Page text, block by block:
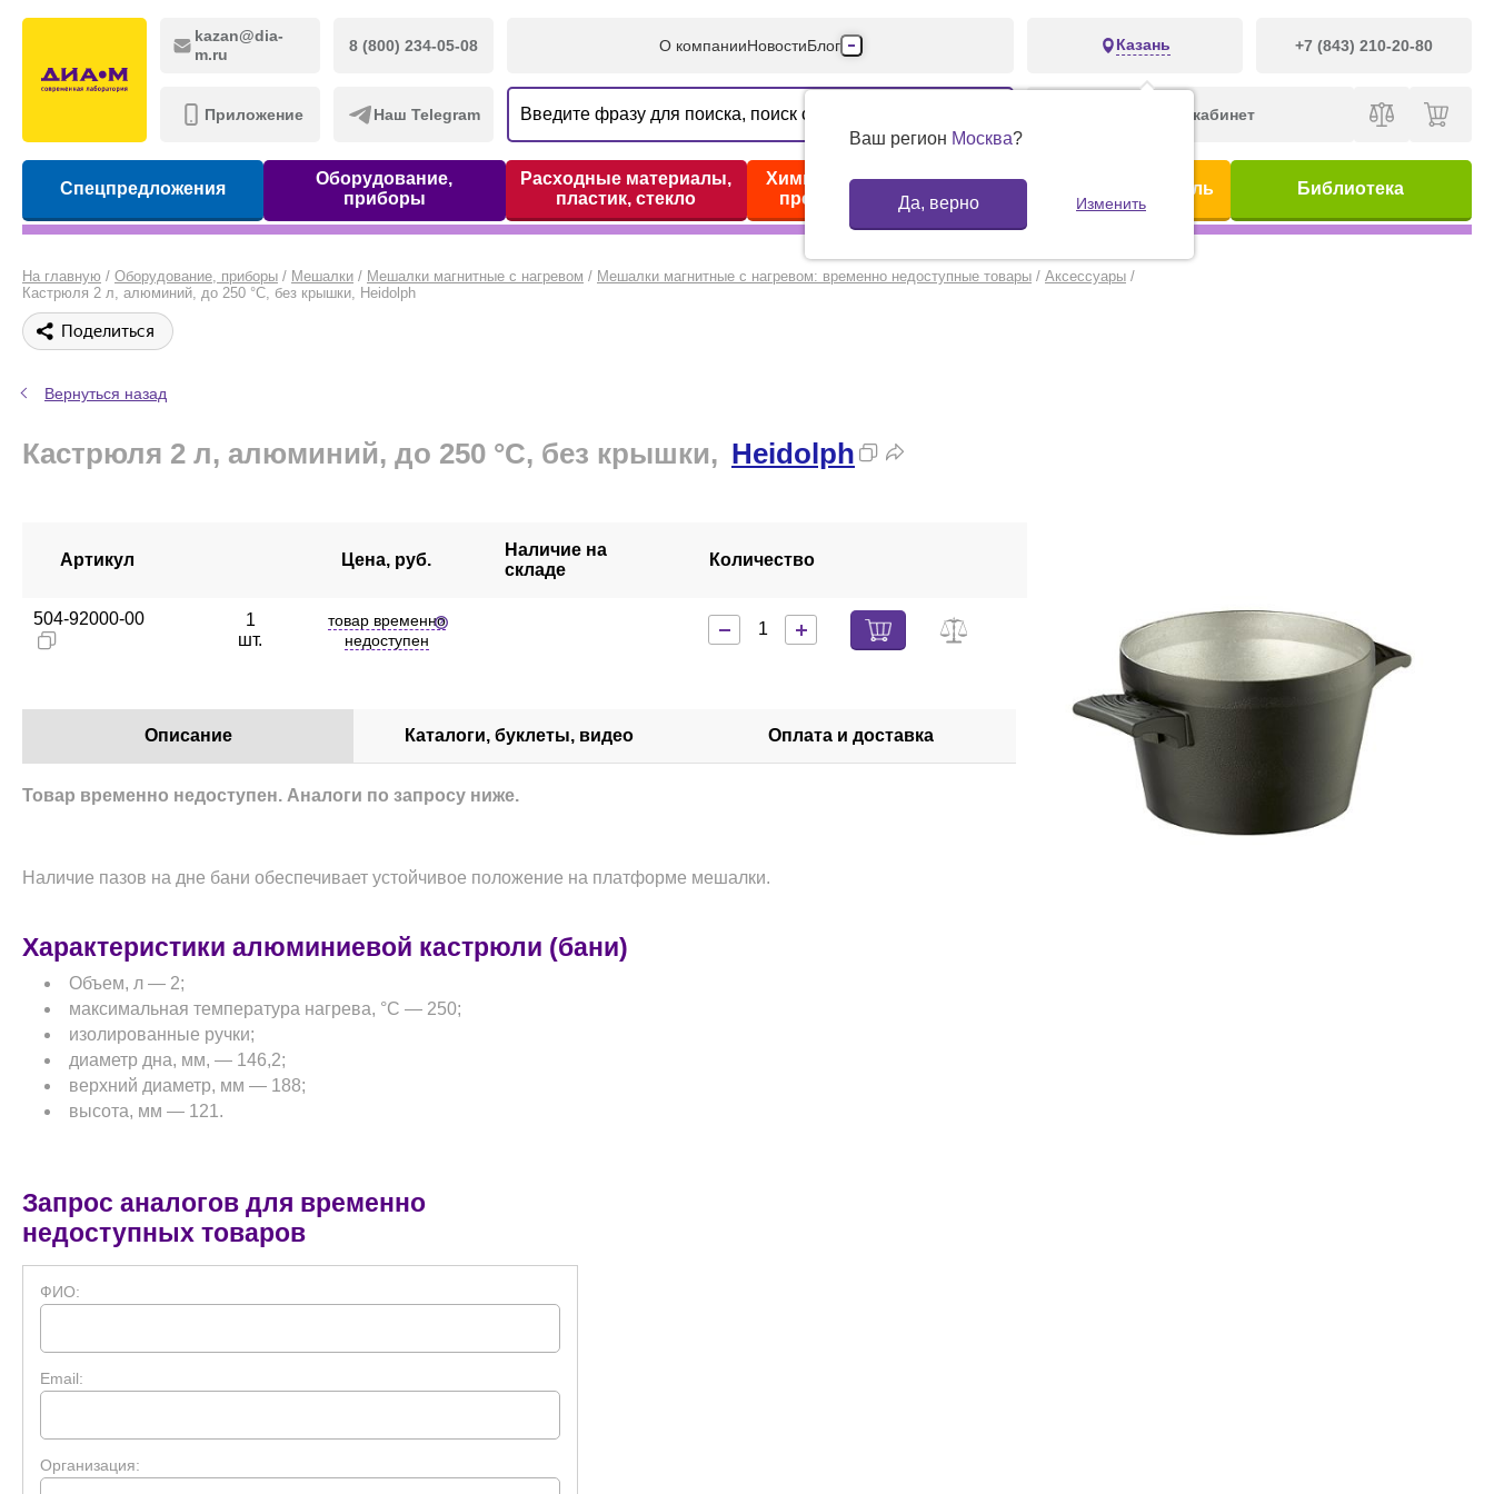
kazan@dia-
m.ru
8 (800) 234-05-08
Приложение Наш Telegram
О компанииНовостиБлог
Производители
Партнеры
Контакты
Казань +7 (843) 210-20-80
Ваш регион Москва?
Да, верно Изменить
Личный кабинет
Спецпредложения
Оборудование,
приборы
Расходные материалы,
пластик, стекло
Химические реактивы,
препараты, наборы
Предметный указатель Библиотека
На главную / Оборудование, приборы / Мешалки / Мешалки магнитные с нагревом / Мешалки магнитные с нагревом: временно недоступные товары / Аксессуары /
Кастрюля 2 л, алюминий, до 250 °С, без крышки, Heidolph
Поделиться
Вернуться назад
Кастрюля 2 л, алюминий, до 250 °С, без крышки, Heidolph
Артикул Цена, руб.
Наличие на
складе
Количество
504-92000-00
1
шт.
товар временно
недоступен
Описание Каталоги, буклеты, видео Оплата и доставка
Товар временно недоступен. Аналоги по запросу ниже.
Наличие пазов на дне бани обеспечивает устойчивое положение на платформе мешалки.
Характеристики алюминиевой кастрюли (бани)
Объем, л — 2;
максимальная температура нагрева, °C — 250;
изолированные ручки;
диаметр дна, мм, — 146,2;
верхний диаметр, мм — 188;
высота, мм — 121.
Запрос аналогов для временно
недоступных товаров
ФИО:
Email:
Организация: